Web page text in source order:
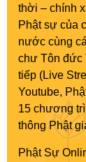
thời – chính
Phật sự của
nước cùng
chư Tôn đức
tiếp (Live
Youtube,
15 chương
thông Phật
Phật Sự